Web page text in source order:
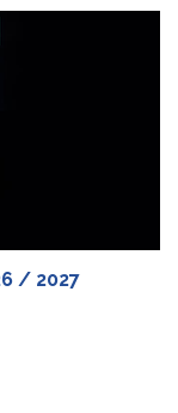
/ 2027